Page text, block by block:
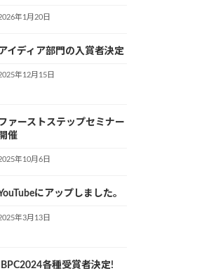
年1月20日
イディア部門の入賞者決定
年12月15日
ァーストステップセミナー
開催
年10月6日
にアップしました。
年3月13日
IBPC2024各種受賞者決定!